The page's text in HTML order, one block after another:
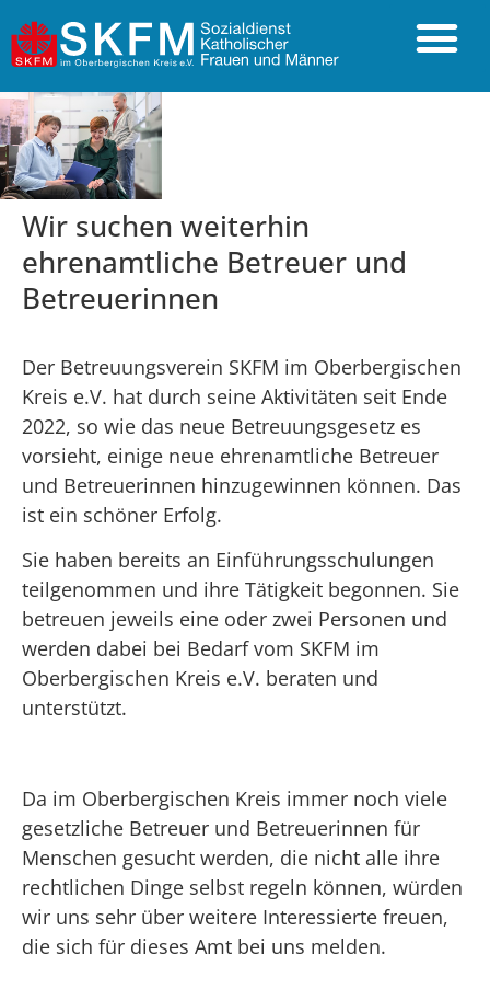
Wir suchen weiterhin
ehrenamtliche Betreuer und
Betreuerinnen
Der Betreuungsverein SKFM im Oberbergischen
Kreis e.V. hat durch seine Aktivitäten seit Ende
2022, so wie das neue Betreuungsgesetz es
vorsieht, einige neue ehrenamtliche Betreuer
und Betreuerinnen hinzugewinnen können. Das
ist ein schöner Erfolg.
Sie haben bereits an Einführungsschulungen
teilgenommen und ihre Tätigkeit begonnen. Sie
betreuen jeweils eine oder zwei Personen und
werden dabei bei Bedarf vom SKFM im
Oberbergischen Kreis e.V. beraten und
unterstützt.
Da im Oberbergischen Kreis immer noch viele
gesetzliche Betreuer und Betreuerinnen für
Menschen gesucht werden, die nicht alle ihre
rechtlichen Dinge selbst regeln können, würden
wir uns sehr über weitere Interessierte freuen,
die sich für dieses Amt bei uns melden.